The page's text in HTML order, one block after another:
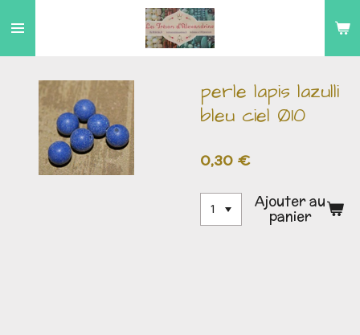
au
perle lapis lazulli
bleu ciel Ø10
0,30 €
Ajouter au
panier